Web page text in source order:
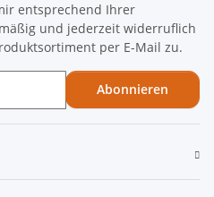
entsprechend Ihrer
und jederzeit widerruflich
per E-Mail zu.
Abonnieren